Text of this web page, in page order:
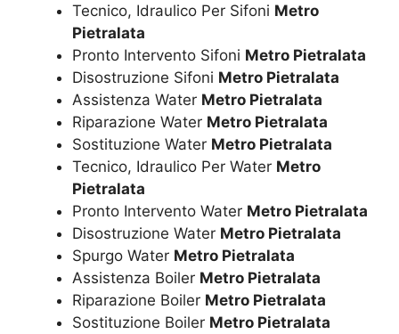
Tecnico, Idraulico Per Sifoni Metro
Pietralata
Pronto Intervento Sifoni Metro Pietralata
Disostruzione Sifoni Metro Pietralata
Assistenza Water Metro Pietralata
Riparazione Water Metro Pietralata
Sostituzione Water Metro Pietralata
Tecnico, Idraulico Per Water Metro
Pietralata
Pronto Intervento Water Metro Pietralata
Disostruzione Water Metro Pietralata
Spurgo Water Metro Pietralata
Assistenza Boiler Metro Pietralata
Riparazione Boiler Metro Pietralata
Sostituzione Boiler Metro Pietralata